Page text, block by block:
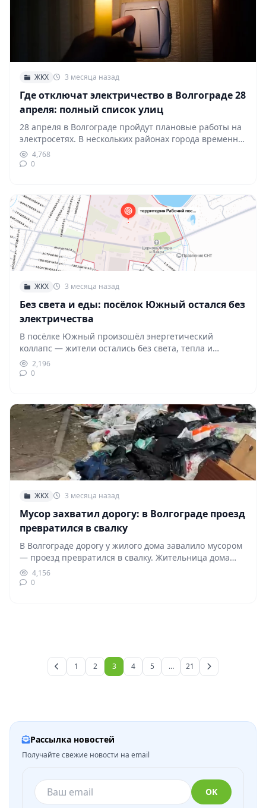
Рассылка новостей
Получайте свежие новости на email
OK
ЖКХ 3 месяца назад
Где отключат электричество в Волгограде 28
апреля: полный список улиц
28 апреля в Волгограде пройдут плановые работы на
электросетях. В нескольких районах города временно
отключат…
4,768
0
ЖКХ 3 месяца назад
Без света и еды: посёлок Южный остался без
электричества
В посёлке Южный произошёл энергетический
коллапс — жители остались без света, тепла и
возможности приготовить…
2,196
0
ЖКХ 3 месяца назад
Мусор захватил дорогу: в Волгограде проезд
превратился в свалку
В Волгограде дорогу у жилого дома завалило мусором
— проезд превратился в свалку. Жительница дома…
4,156
0
1 2 3 4 5 … 21